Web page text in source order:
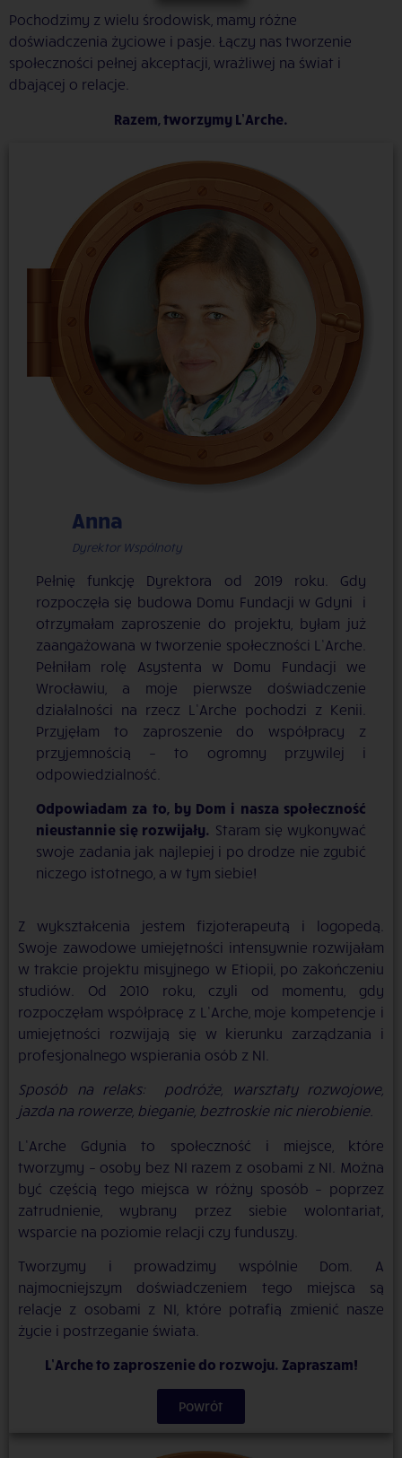
Pochodzimy z wielu środowisk, mamy różne
doświadczenia życiowe i pasje. Łączy nas tworzenie
społeczności pełnej akceptacji, wrażliwej na świat i
dbającej o relacje.
Razem, tworzymy L’Arche.
Anna
Dyrektor Wspólnoty
Pełnię funkcję Dyrektora od 2019 roku. Gdy
rozpoczęła się budowa Domu Fundacji w Gdyni i
otrzymałam zaproszenie do projektu, byłam już
zaangażowana w tworzenie społeczności L’Arche.
Pełniłam rolę Asystenta w Domu Fundacji we
Wrocławiu, a moje pierwsze doświadczenie
działalności na rzecz L’Arche pochodzi z Kenii.
Przyjęłam to zaproszenie do współpracy z
przyjemnością – to ogromny przywilej i
odpowiedzialność.
Odpowiadam za to, by Dom i nasza społeczność
nieustannie się rozwijały. Staram się wykonywać
swoje zadania jak najlepiej i po drodze nie zgubić
niczego istotnego, a w tym siebie!
Z wykształcenia jestem fizjoterapeutą i logopedą.
Swoje zawodowe umiejętności intensywnie rozwijałam
w trakcie projektu misyjnego w Etiopii, po zakończeniu
studiów. Od 2010 roku, czyli od momentu, gdy
rozpoczęłam współpracę z L’Arche, moje kompetencje i
umiejętności rozwijają się w kierunku zarządzania i
profesjonalnego wspierania osób z NI.
Sposób na relaks: podróże, warsztaty rozwojowe,
jazda na rowerze, bieganie, beztroskie nic nierobienie.
L’Arche Gdynia to społeczność i miejsce, które
tworzymy – osoby bez NI razem z osobami z NI. Można
być częścią tego miejsca w różny sposób – poprzez
zatrudnienie, wybrany przez siebie wolontariat,
wsparcie na poziomie relacji czy funduszy.
Tworzymy i prowadzimy wspólnie Dom. A
najmocniejszym doświadczeniem tego miejsca są
relacje z osobami z NI, które potrafią zmienić nasze
życie i postrzeganie świata.
L’Arche to zaproszenie do rozwoju. Zapraszam!
Powrót